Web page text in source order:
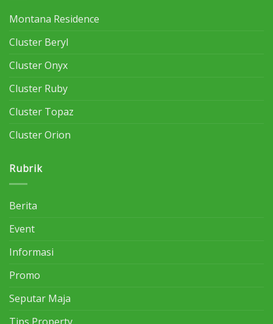
Montana Residence
Cluster Beryl
Cluster Onyx
Cluster Ruby
Cluster Topaz
Cluster Orion
Rubrik
Berita
Event
Informasi
Promo
Seputar Maja
Tips Property